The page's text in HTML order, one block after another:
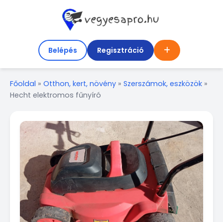
Belépés Regisztráció
Főoldal » Otthon, kert, növény » Szerszámok, eszközök »
Hecht elektromos fűnyíró